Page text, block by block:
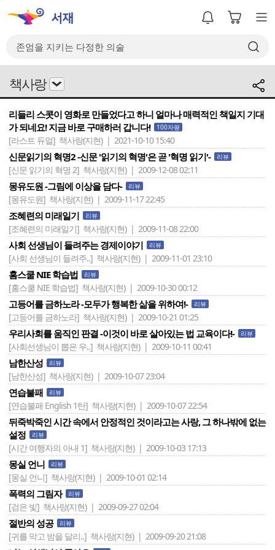
책사랑
리들리 스콧이 영화로 만들었다고 하니 얼마나 매력적인 책일지 기대
가 되네요! 지금 바로 구매하러 갑니다!
100자평
[라스트 듀얼] 책사랑(지현) | 2021-10-10 15:40
신문읽기의 혁명2 -신문 '읽기의 혁명'은 곧 '혁명 읽기'- 리뷰
[신문 읽기의 혁명 2] 책사랑(지현) | 2009-12-08 02:11
몽유도원 -그림에 이상을 담다- 리뷰
[몽유도원] 책사랑(지현) | 2009-11-17 22:45
조혜련의 미래일기 리뷰
[조혜련의 미래일기] 책사랑(지현) | 2009-11-08 22:00
사회 선생님이 들려주는 경제이야기 리뷰
[사회 선생님이 들려주..] 책사랑(지현) | 2009-11-01 23:10
홈스쿨 NIE 학습법 리뷰
[홈스쿨 NIE 학습법] 책사랑(지현) | 2009-10-30 00:12
고등어를 금하노라 -모두가 행복한 삶을 위하여!- 리뷰
[고등어를 금하노라] 책사랑(지현) | 2009-10-21 01:25
우리사회를 움직인 판결 -이것이 바로 살아있는 법 교육이다!- 리뷰
[사회선생님이 뽑은 우..] 책사랑(지현) | 2009-10-11 00:41
남한산성 리뷰
[남한산성] 책사랑(지현) | 2009-10-07 23:04
연습불패 리뷰
[연습불패 English 1탄] 책사랑(지현) | 2009-10-07 22:54
뒤죽박죽인 시간 속에서 안정적인 것이라고는 사랑, 그 하나밖에 없는
설정
리뷰
[시간 여행자의 아내 1] 책사랑(지현) | 2009-10-03 17:13
몽실 언니 리뷰
[몽실 언니] 책사랑(지현) | 2009-10-01 02:14
폭력의 그림자 리뷰
[검은 빛] 책사랑(지현) | 2009-09-27 02:04
절반의 성공 리뷰
[귀를 막고 밤을 달리..] 책사랑(지현) | 2009-09-20 21:08